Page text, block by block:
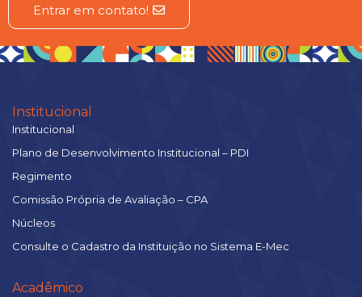
Entrar em contato!
Institucional
Institucional
Plano de Desenvolvimento Institucional – PDI
Regimento
Comissão Própria de Avaliação – CPA
Núcleos
Consulte o Cadastro da Instituição no Sistema E-Mec
Acadêmico